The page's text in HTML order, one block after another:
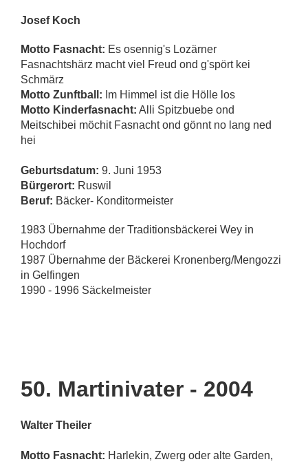
Josef Koch
Motto Fasnacht: Es osennig's Lozärner
Fasnachtshärz macht viel Freud ond g'spört kei
Schmärz
Motto Zunftball: Im Himmel ist die Hölle los
Motto Kinderfasnacht: Alli Spitzbuebe ond
Meitschibei möchit Fasnacht ond gönnt no lang ned
hei
Geburtsdatum: 9. Juni 1953
Bürgerort: Ruswil
Beruf: Bäcker- Konditormeister
1983 Übernahme der Traditionsbäckerei Wey in
Hochdorf
1987 Übernahme der Bäckerei Kronenberg/Mengozzi
in Gelfingen
1990 - 1996 Säckelmeister
50. Martinivater - 2004
Walter Theiler
Motto Fasnacht: Harlekin, Zwerg oder alte Garden,